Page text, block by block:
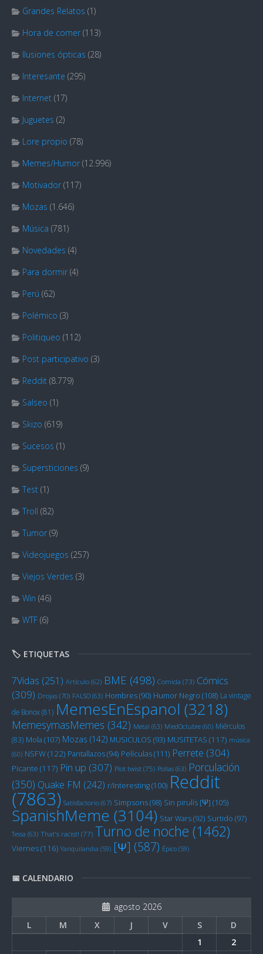
Grandes Relatos (1)
Hora de comer (113)
Ilusiones ópticas (28)
Interesante (295)
Internet (17)
Juguetes (2)
Lore propio (78)
Memes/Humor (12.996)
Motivador (117)
Mozas (1.646)
Música (781)
Novedades (4)
Para dormir (4)
Perú (62)
Polémico (3)
Politiqueo (112)
Post participativo (3)
Reddit (8.779)
Salseo (1)
Skizo (619)
Sucesos (1)
Supersticiones (9)
Test (1)
Troll (82)
Tumor (9)
Videojuegos (257)
Viejos Verdes (3)
Win (46)
WTF (6)
🏷️ ETIQUETAS
7Vidas (251) Artículo (62) BME (498) Comida (73) Cómics
(309) Drojas (70) FALSO (63) Hombres(90) Humor Negro (108) La vintage
de Bonox(81) MemesEnEspanol (3218)
MemesymasMemes (342) Metal (63) MiedOctubre (60) Miérculos
(83) Mola (107) Mozas (142) MUSICULOS (93) MUSITETAS (117) música
(60) NSFW(122) Pantallazos(94) Películas(111) Perrete (304)
Picante (117) Pin up (307) Plot twist (75) Pollas (63) Porculación
(350) Quake FM (242) r/Interesting(100) Reddit
(7863) Satisfactorio (67) Simpsons(98) Sin pirulís [Ψ] (105)
SpanishMeme (3104) Star Wars(92) Surtido (97)
Tessa (63) That's racist! (77) Turno de noche (1462)
Viernes(116) Yanquilandia (59) [Ψ] (587) Épico (59)
📅 CALENDARIO
agosto 2026
L
M X J V S
D
1
2